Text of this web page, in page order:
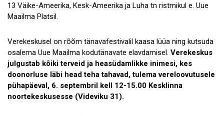
13 Väike-Ameerika, Kesk-Ameerika ja Luha tn ristmikul e. Uue
Maailma Platsil.
Verekeskusel on rõõm tänavafestivalil kaasa lüüa ning kutsuda
osalema Uue Maailma kodutänavate elavdamisel. Verekeskus
julgustab kõiki terveid ja heasüdamlikke inimesi, kes
doonorluse läbi head teha tahavad, tulema vereloovutusele
pühapäeval, 6. septembril kell 12-15.00 Kesklinna
noortekeskusesse (Videviku 31).